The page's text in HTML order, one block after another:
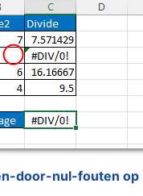
door-nul-fouten op